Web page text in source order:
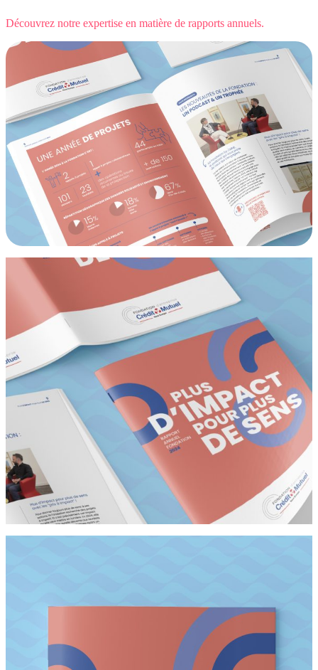
Découvrez notre expertise en matière de rapports annuels.